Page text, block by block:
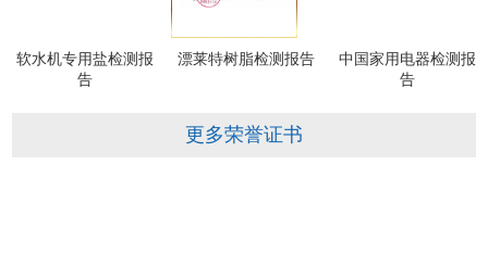
软水机专用盐检测报
告
漂莱特树脂检测报告
中国家用电器检测报
告
更多荣誉证书